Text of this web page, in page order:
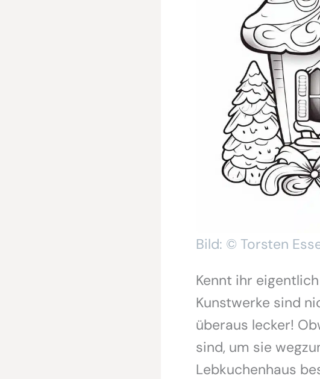
Bild: © Torsten
Kennt ihr
Kunstwerke sind
überaus lecker!
sind, um sie
Lebkuchenhaus